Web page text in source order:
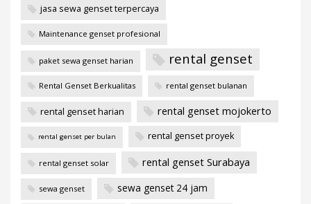
jasa sewa genset terpercaya
Maintenance genset profesional
paket sewa genset harian rental genset
Rental Genset Berkualitas rental genset bulanan
rental genset harian rental genset mojokerto
rental genset per bulan rental genset proyek
rental genset solar rental genset Surabaya
sewa genset sewa genset 24 jam